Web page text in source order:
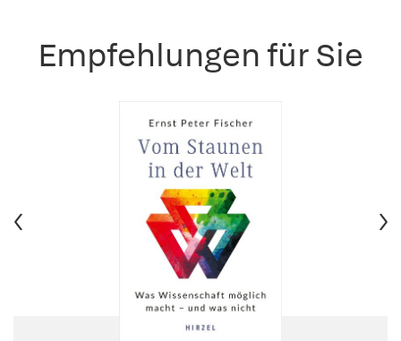
Empfehlungen für Sie